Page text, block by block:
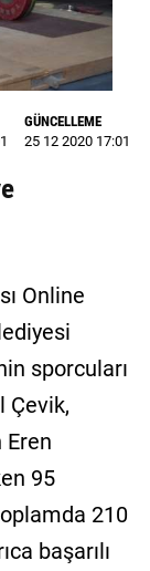
GÜNCELLEME
25 12 2020 17:01
Online
sporcuları
Çevik,
Eren
95
210
başarılı